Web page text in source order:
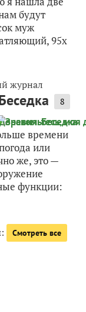
будут
муж
95х
журнал
8
времени
или
же, это —
функции:
: Смотреть все